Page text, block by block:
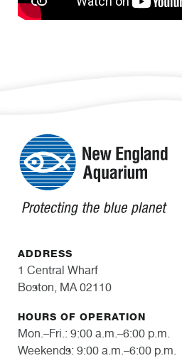
ADDRESS
1 Central Wharf
Boston, MA 02110
HOURS OF OPERATION
Mon.–Fri.: 9:00 a.m.–6:00 p.m.
Weekends: 9:00 a.m.–6:00 p.m.